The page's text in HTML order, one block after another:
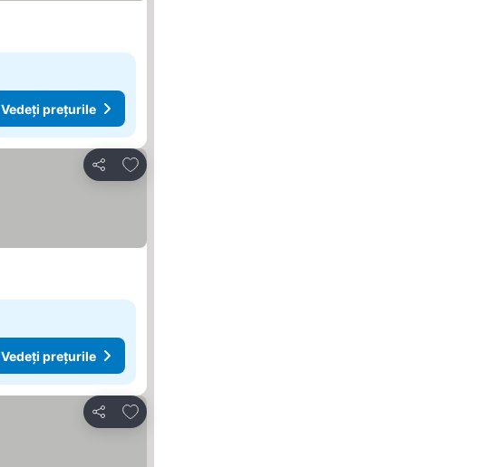
Vedeți prețurile
Distribuiți
Adăugaţi la favorite
Vedeți prețurile
Distribuiți
Adăugaţi la favorite